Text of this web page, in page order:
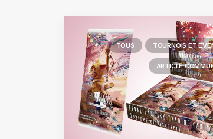
TOUS TOURNOIS ET
ARTICLE